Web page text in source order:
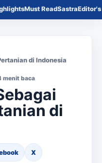
Must ReadSastra
di Indonesia
menit baca
di
X